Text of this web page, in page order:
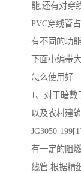
能,还有对穿
PVC穿线管
有不同的功
下面小编带
怎么使用好
1、对于暗敷
以及农村建
JG3050-
有一定的阻
线管.根据精